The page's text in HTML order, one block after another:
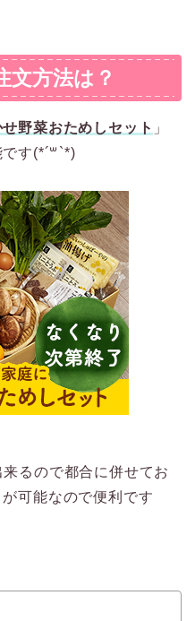
文方法は？
野菜おためしセット 」
す(*´꒳`*)
るので都合に併せてお
可能なので便利です